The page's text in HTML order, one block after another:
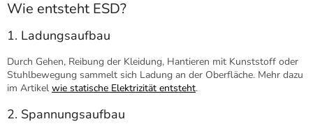
Wie entsteht ESD?
1. Ladungsaufbau
Durch Gehen, Reibung der Kleidung, Hantieren mit Kunststoff oder
Stuhlbewegung sammelt sich Ladung an der Oberfläche. Mehr dazu
im Artikel wie statische Elektrizität entsteht.
2. Spannungsaufbau